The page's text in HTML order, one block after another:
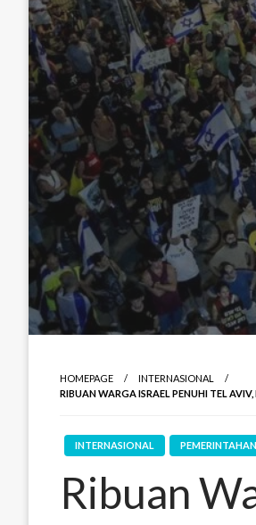
HOMEPAGE
INTERNASIONAL
RIBUAN WARGA ISRAEL PENUHI TEL
INTERNASIONAL PEMERINTAHAN
Ribuan